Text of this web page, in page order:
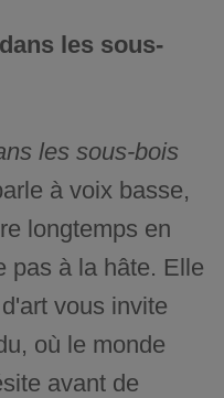
les sous-
les sous-bois
à voix basse,
longtemps en
pas à la hâte. Elle
vous invite
où le monde
avant de